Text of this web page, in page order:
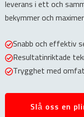
leverans i ett och
bekymmer och
Snabb och effektiv
Resultatinriktade
Trygghet med
Slå oss en